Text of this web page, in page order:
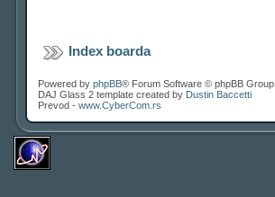
Index boarda
Powered by phpBB® Forum Software © phpBB Group
DAJ Glass 2 template created by Dustin Baccetti
Prevod - www.CyberCom.rs